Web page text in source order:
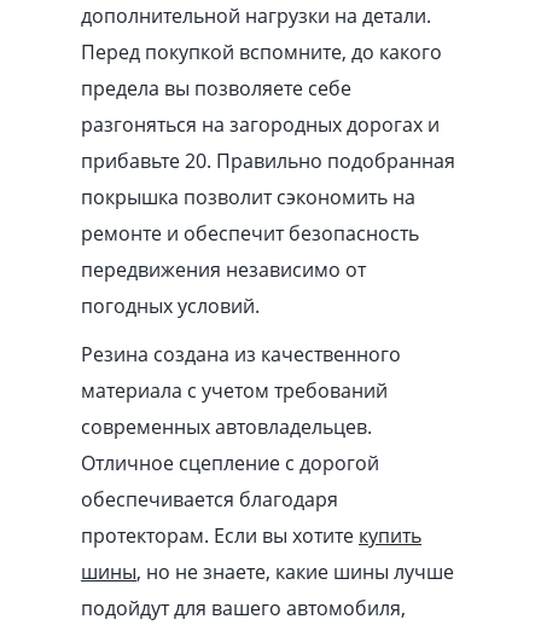
дополнительной нагрузки на детали.
Перед покупкой вспомните, до какого
предела вы позволяете себе
разгоняться на загородных дорогах и
прибавьте 20. Правильно подобранная
покрышка позволит сэкономить на
ремонте и обеспечит безопасность
передвижения независимо от
погодных условий.
Резина создана из качественного
материала с учетом требований
современных автовладельцев.
Отличное сцепление с дорогой
обеспечивается благодаря
протекторам. Если вы хотите купить
шины, но не знаете, какие шины лучше
подойдут для вашего автомобиля,